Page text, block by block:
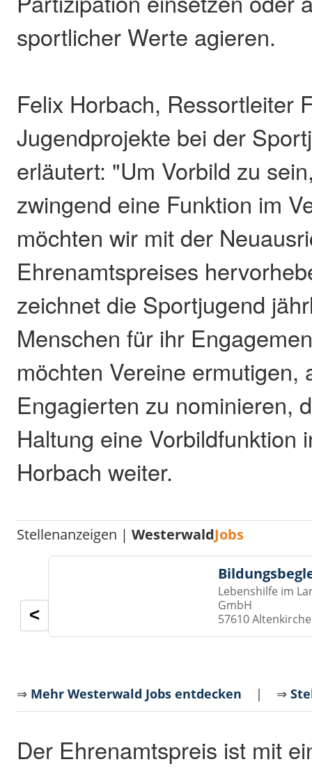
sportlicher Werte agieren.
Felix Horbach, Ressortleiter
Jugendprojekte bei der
erläutert: "Um Vorbild zu
zwingend eine Funktion im
möchten wir mit der
Ehrenamtspreises
zeichnet die Sportjugend
Menschen für ihr
möchten Vereine ermutigen,
Engagierten zu nominieren,
Haltung eine Vorbildfunktion
Horbach weiter.
Stellenanzeigen |WesterwaldJobs
Lebenshilfe im
GmbH
57610
<
⇒ Mehr Westerwald Jobs entdecken | ⇒
Der Ehrenamtspreis ist mit